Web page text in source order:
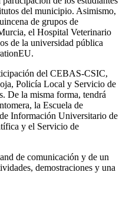
del municipio. Asimismo,
de grupos de
el Hospital Veterinario
de la universidad pública
del CEBAS-CSIC,
Policía Local y Servicio de
De la misma forma, tendrá
la Escuela de
Información Universitario de
y el Servicio de
de comunicación y de un
demostraciones y una